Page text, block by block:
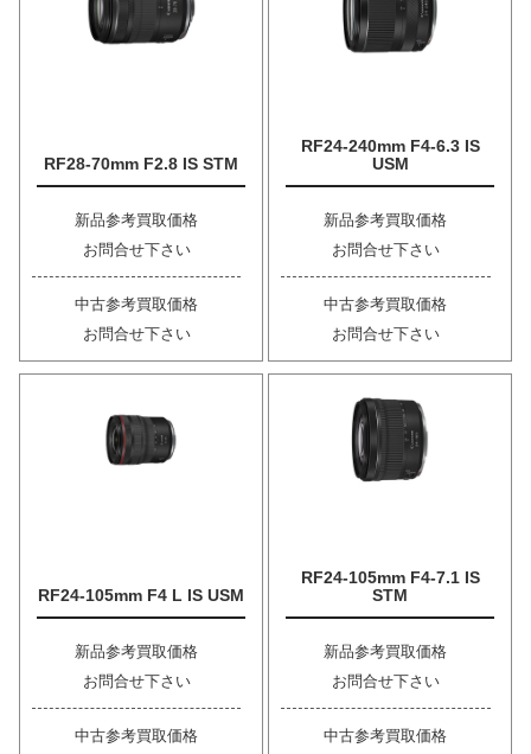
RF28-70mm F2.8 IS STM
新品参考買取価格
お問合せ下さい
中古参考買取価格
お問合せ下さい
RF24-240mm F4-6.3 IS
USM
新品参考買取価格
お問合せ下さい
中古参考買取価格
お問合せ下さい
RF24-105mm F4 L IS USM
新品参考買取価格
お問合せ下さい
中古参考買取価格
RF24-105mm F4-7.1 IS
STM
新品参考買取価格
お問合せ下さい
中古参考買取価格